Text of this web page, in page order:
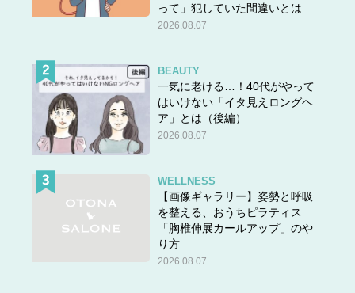
って」犯していた間違いとは
2026.08.07
BEAUTY
一気に老ける…！40代がやって
はいけない「イタ見えロングヘ
ア」とは（後編）
2026.08.07
WELLNESS
【画像ギャラリー】姿勢と呼吸
を整える、おうちピラティス
「胸椎伸展カールアップ」のや
り方
2026.08.07